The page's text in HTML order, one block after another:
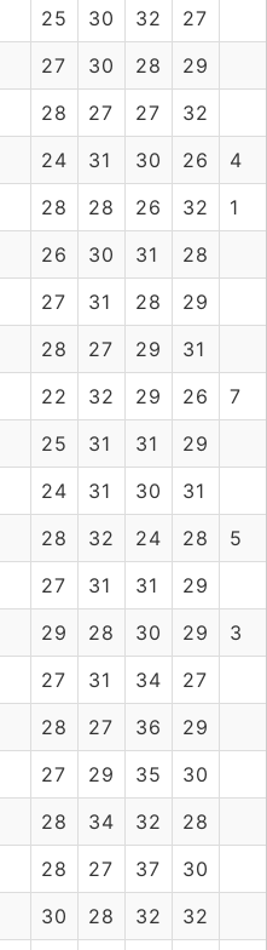
25 30 32
27
27 30 28
29
28 27 27
32
24 31 30 26
4
28 28 26 32
1
26 30 31
28
27 31 28
29
28 27 29
31
22 32 29 26
7
25 31 31
29
24 31 30
31
28 32 24 28
5
27 31 31
29
29 28 30 29
3
27 31 34
27
28 27 36
29
27 29 35
30
28 34 32
28
28 27 37
30
30 28 32
32